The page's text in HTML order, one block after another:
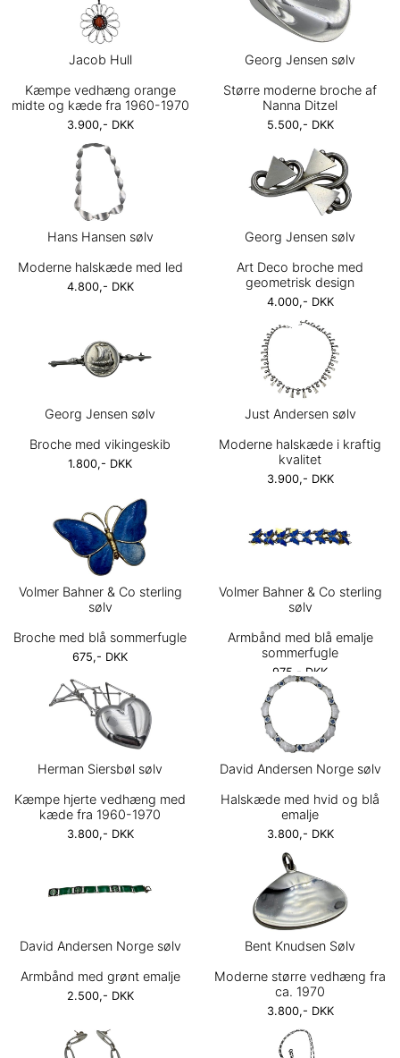
Jacob Hull
Kæmpe vedhæng orange
midte og kæde fra 1960-1970
3.900,- DKK
Georg Jensen sølv
Større moderne broche af
Nanna Ditzel
5.500,- DKK
Hans Hansen sølv
Moderne halskæde med led
4.800,- DKK
Georg Jensen sølv
Art Deco broche med
geometrisk design
4.000,- DKK
Georg Jensen sølv
Broche med vikingeskib
1.800,- DKK
Just Andersen sølv
Moderne halskæde i kraftig
kvalitet
3.900,- DKK
Volmer Bahner & Co sterling
sølv
Broche med blå sommerfugle
675,- DKK
Volmer Bahner & Co sterling
sølv
Armbånd med blå emalje
sommerfugle
975,- DKK
Herman Siersbøl sølv
Kæmpe hjerte vedhæng med
kæde fra 1960-1970
3.800,- DKK
David Andersen Norge sølv
Halskæde med hvid og blå
emalje
3.800,- DKK
David Andersen Norge sølv
Armbånd med grønt emalje
2.500,- DKK
Bent Knudsen Sølv
Moderne større vedhæng fra
ca. 1970
3.800,- DKK